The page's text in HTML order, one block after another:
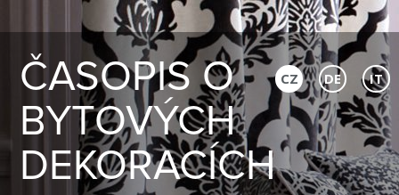
ČASOPIS O
BYTOVÝCH
DEKORACÍCH
CZ DE IT